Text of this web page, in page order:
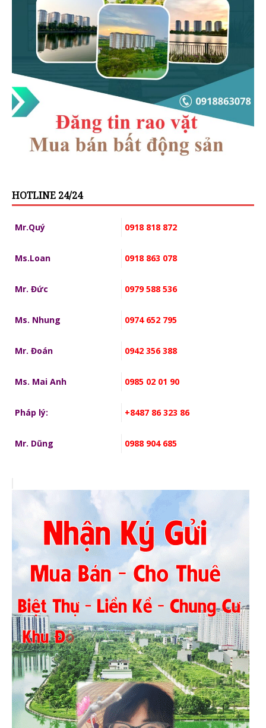
HOTLINE 24/24
Mr.Quý 0918 818 872
Ms.Loan 0918 863 078
Mr. Đức 0979 588 536
Ms. Nhung 0974 652 795
Mr. Đoán 0942 356 388
Ms. Mai Anh 0985 02 01 90
Pháp lý: +8487 86 323 86
Mr. Dũng 0988 904 685